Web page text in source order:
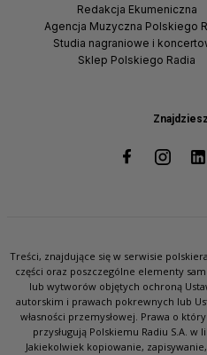
Redakcja Ekumeniczna
Agencja Muzyczna Polskiego
Studia nagraniowe i
Sklep Polskiego Radia
Treści, znajdujące się w serwisie
części oraz poszczególne elementy
lub wytworów objętych ochroną
autorskim i prawach pokrewnych lub
własności przemysłowej. Prawa o
przysługują Polskiemu Radiu S.A.
Jakiekolwiek kopiowanie,